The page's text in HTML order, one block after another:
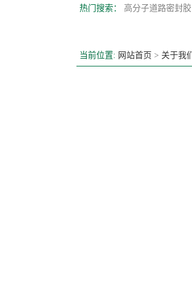
热门搜索： 高分子道路密封胶
当前位置: 网站首页 > 关于我们